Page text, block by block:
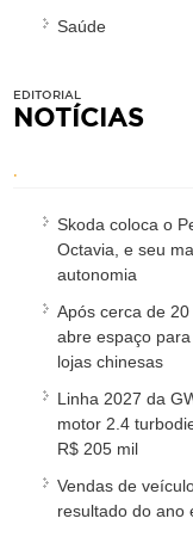
Saúde
EDITORIAL
NOTÍCIAS
.
Skoda coloca o
Octavia, e seu
autonomia
Após cerca de
abre espaço
lojas chinesas
Linha 2027 da
motor 2.4
R$ 205 mil
Vendas de
resultado do ano